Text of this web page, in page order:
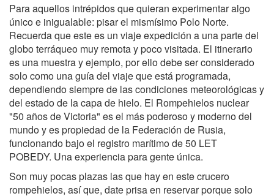
Para aquellos intrépidos que quieran experimentar algo
único e inigualable: pisar el mismísimo Polo Norte.
Recuerda que este es un viaje expedición a una parte del
globo terráqueo muy remota y poco visitada. El itinerario
es una muestra y ejemplo, por ello debe ser considerado
solo como una guía del viaje que está programada,
dependiendo siempre de las condiciones meteorológicas y
del estado de la capa de hielo. El Rompehielos nuclear
"50 años de Victoria" es el más poderoso y moderno del
mundo y es propiedad de la Federación de Rusia,
funcionando bajo el registro marítimo de 50 LET
POBEDY. Una experiencia para gente única.
Son muy pocas plazas las que hay en este crucero
rompehielos, así que, date prisa en reservar porque solo